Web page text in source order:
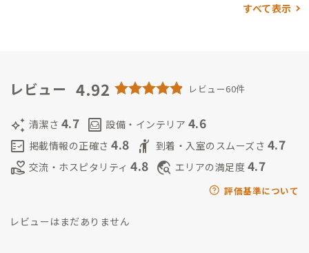
すべて表示
レビュー 4.92 レビュー60件
auto_awesome 清潔さ 4.7 living 設備・インテリア 4.6
fact_check 掲載情報の正確さ 4.8 hail 到着・入室のスムーズさ 4.7
volunteer_activism 交流・ホスピタリティ 4.8 travel_explore エリアの満足度 4.7
評価基準について
レビューはまだありません